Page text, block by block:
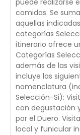
puede realizarse
comidas. Se
aquellas
categorías
itinerario ofrece
Categorías
además de las
incluye las
nomenclatura
Selección-Si):
con degustación
por el Duero.
local y funicular